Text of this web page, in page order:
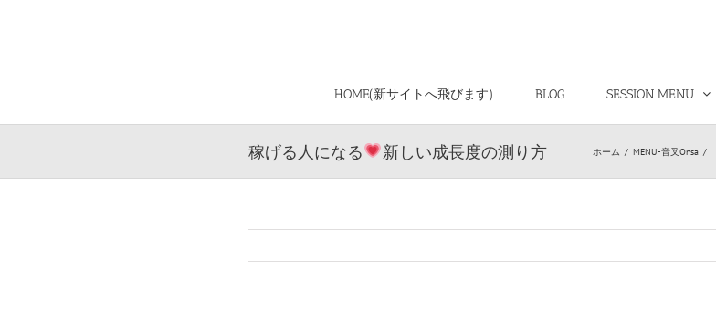
HOME(新サイトへ飛びます) BLOG SESSION MENU
稼げる人になる 新しい成長度の測り方 ホーム / MENU-音叉Onsa /